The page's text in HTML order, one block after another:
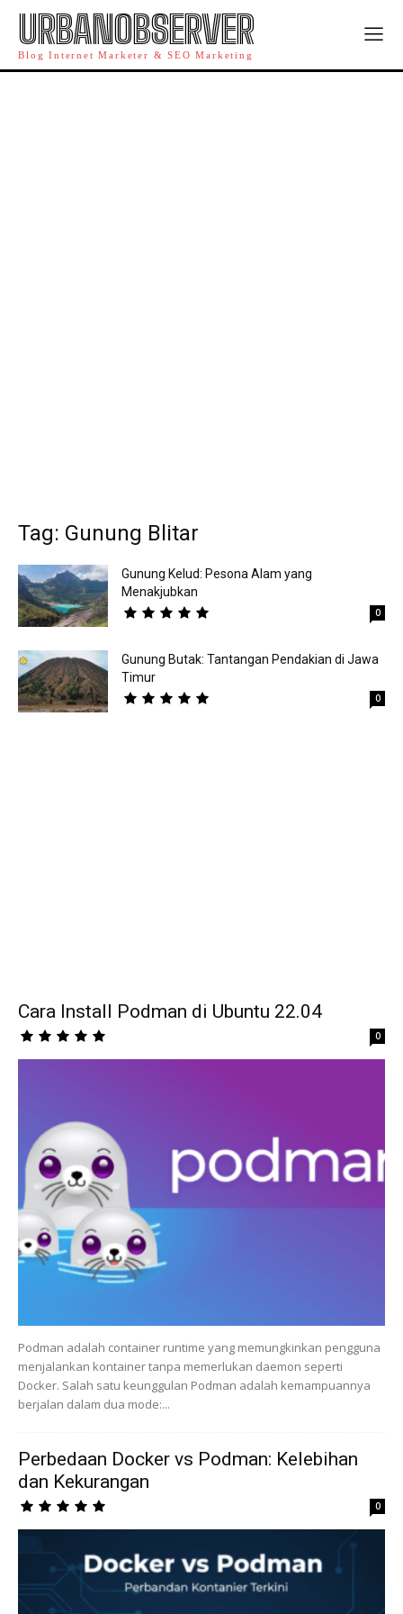
URBANOBSERVER
Blog Internet Marketer & SEO Marketing
Tag: Gunung Blitar
Gunung Kelud: Pesona Alam yang
Menakjubkan
0
Gunung Butak: Tantangan Pendakian di Jawa
Timur
0
Cara Install Podman di Ubuntu 22.04
0
Podman adalah container runtime yang memungkinkan pengguna
menjalankan kontainer tanpa memerlukan daemon seperti
Docker. Salah satu keunggulan Podman adalah kemampuannya
berjalan dalam dua mode:...
Perbedaan Docker vs Podman: Kelebihan
dan Kekurangan
0